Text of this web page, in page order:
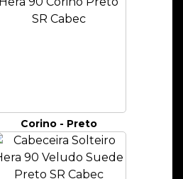
Corino - Preto